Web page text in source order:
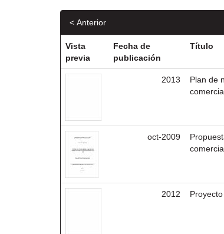
< Anterior
Vista
previa
Fecha de
publicación
Título
2013
Plan de
oct-2009
2012